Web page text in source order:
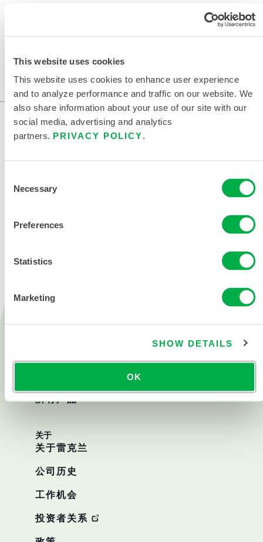
This website uses cookies
This website uses cookies to enhance user experience
and to analyze performance and traffic on our website. We
also share information about your use of our site with our
social media, advertising and analytics
partners. PRIVACY POLICY.
Selection
Necessary
Preferences
Statistics
Marketing
SHOW DETAILS
OK
此产品通常不在您所在的区域销售。您可以在页面顶部
更改您的区域。
所有产品
关于
关于雷克兰
公司历史
工作机会
投资者关系